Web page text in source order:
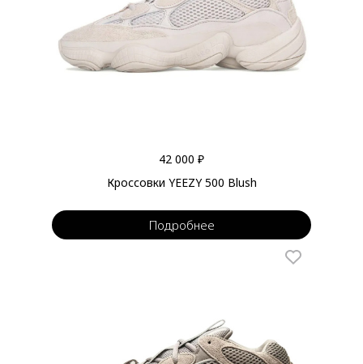
42 000 ₽
Кроссовки YEEZY 500 Blush
Подробнее